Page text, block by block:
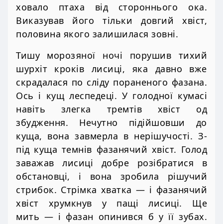
ховало птаха від стороннього ока.
Виказував його тільки довгий хвіст,
половина якого залишилася зовні.
Тишу морозяної ночі порушив тихий
шурхіт кроків лисиці, яка давно вже
скрадалася по сліду пораненого фазана.
Ось і кущ леспедеці. У голодної кумасі
навіть злегка тремтів хвіст од
збудження. Нечутно підійшовши до
куща, вона завмерла в нерішучості. З-
під куща темнів фазанячий хвіст. Голод
заважав лисиці добре розібратися в
обстановці, і вона зробила рішучий
стрибок. Стрімка хватка — і фазанячий
хвіст хрумкнув у пащі лисиці. Ще
мить — і фазан опинився б у її зубах.